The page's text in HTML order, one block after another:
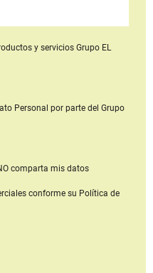
y serviciosGrupo EL
Personal por parte del Grupo
comparta mis datos
conforme su Política de